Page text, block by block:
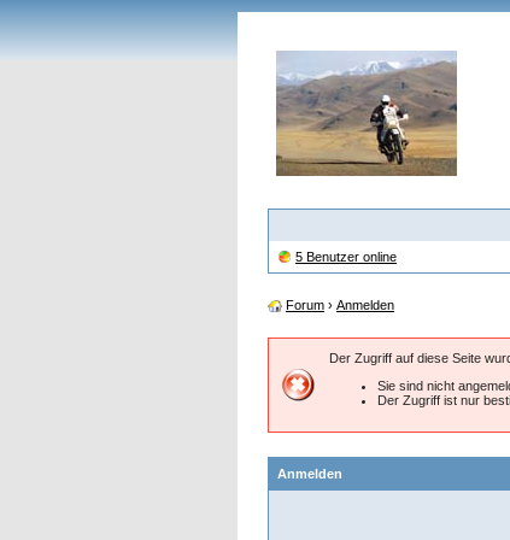
5 Benutzer online
Forum › Anmelden
Der Zugriff auf diese Seite
Sie sind nicht
Der Zugriff ist nur
Anmelden